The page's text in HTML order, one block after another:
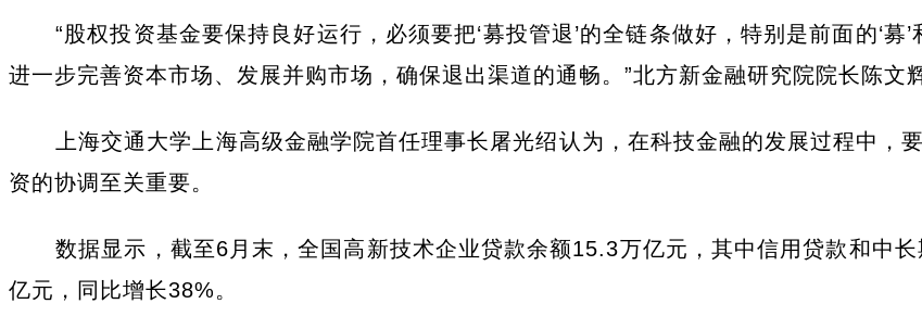
“股权投资基金要保持良好运行，必须要把‘募投管退’的全链条做好，特别是前面的‘募
进一步完善资本市场、发展并购市场，确保退出渠道的通畅。”北方新金融研究院院长陈文
上海交通大学上海高级金融学院首任理事长屠光绍认为，在科技金融的发展过程中，
资的协调至关重要。
数据显示，截至6月末，全国高新技术企业贷款余额15.3万亿元，其中信用贷款和中
亿元，同比增长38%。